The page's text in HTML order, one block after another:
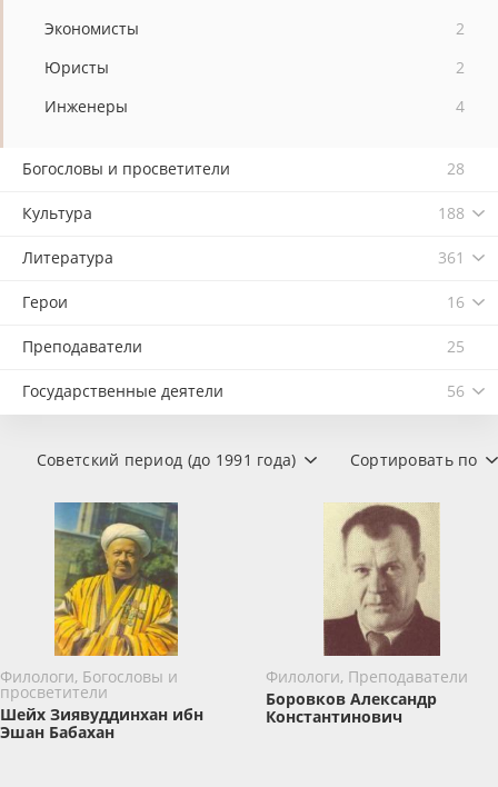
Экономисты
2
Юристы
2
Инженеры
4
Богословы и просветители 28
Культура 188
Литература 361
Герои 16
Преподаватели 25
Государственные деятели 56
Сортировать по
Советский период (до 1991 года)
Филологи, Богословы и
просветители
Шейх Зиявуддинхан ибн
Эшан Бабахан
Филологи, Преподаватели
Боровков Александр
Константинович